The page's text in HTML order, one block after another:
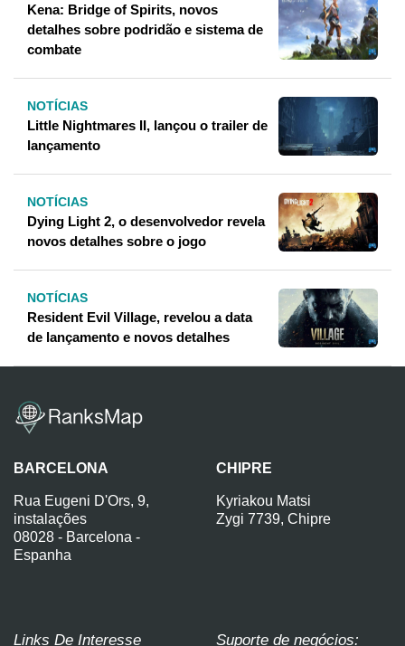
Kena: Bridge of Spirits, novos
detalhes sobre podridão e sistema de
combate
NOTÍCIAS
Little Nightmares II, lançou o trailer de
lançamento
NOTÍCIAS
Dying Light 2, o desenvolvedor revela
novos detalhes sobre o jogo
NOTÍCIAS
Resident Evil Village, revelou a data
de lançamento e novos detalhes
BARCELONA
Rua Eugeni D'Ors, 9,
instalações
08028 - Barcelona -
Espanha
CHIPRE
Kyriakou Matsi
Zygi 7739, Chipre
Links De Interesse Suporte de negócios: